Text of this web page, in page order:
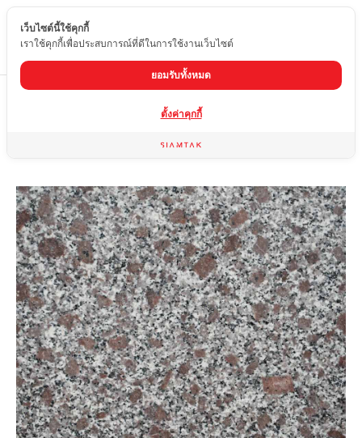
TH
หินแกรนิต
เว็บไซต์นี้ใช้คุกกี้
เราใช้คุกกี้เพื่อประสบการณ์ที่ดีในการใช้งานเว็บไซต์
ยอมรับทั้งหมด
ตั้งค่าคุกกี้